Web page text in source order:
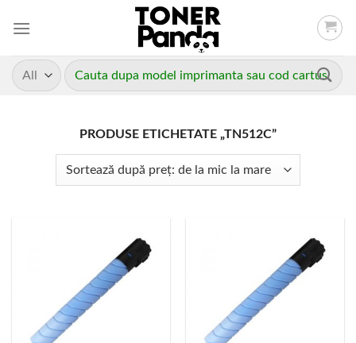
Caută
după:
PRODUSE ETICHETATE „TN512C”